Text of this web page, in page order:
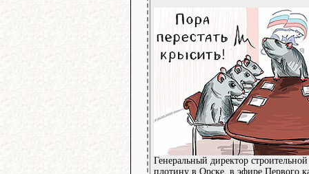
Генеральный директор
плотину в Орске, в эфире Первого